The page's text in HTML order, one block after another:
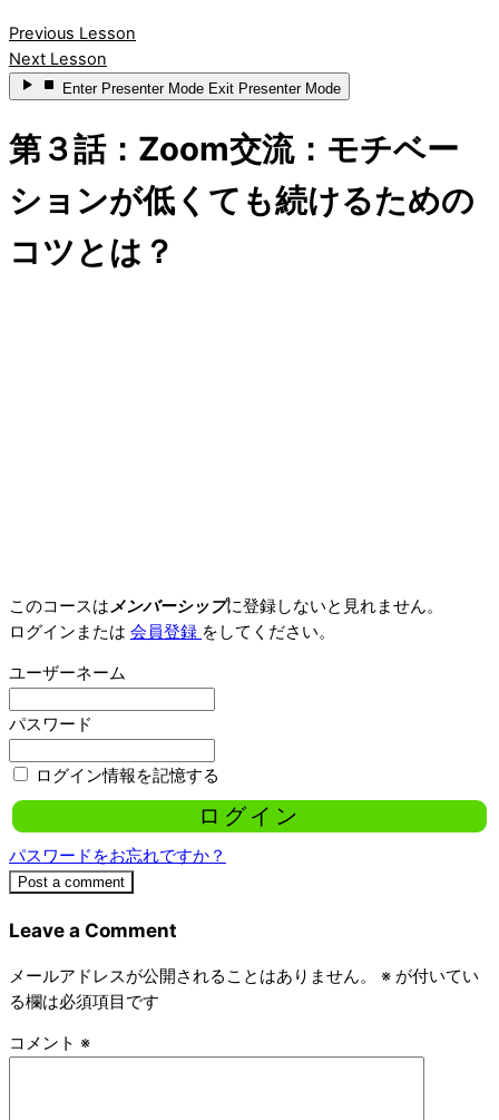
Previous Lesson
Next Lesson
Enter Presenter Mode Exit Presenter Mode
第３話：Zoom交流：モチベー
ションが低くても続けるための
コツとは？
このコースはメンバーシップに登録しないと見れません。
ログインまたは 会員登録 をしてください。
ユーザーネーム
パスワード
ログイン情報を記憶する
パスワードをお忘れですか？
Post a comment
Leave a Comment
メールアドレスが公開されることはありません。 ※ が付いてい
る欄は必須項目です
コメント ※